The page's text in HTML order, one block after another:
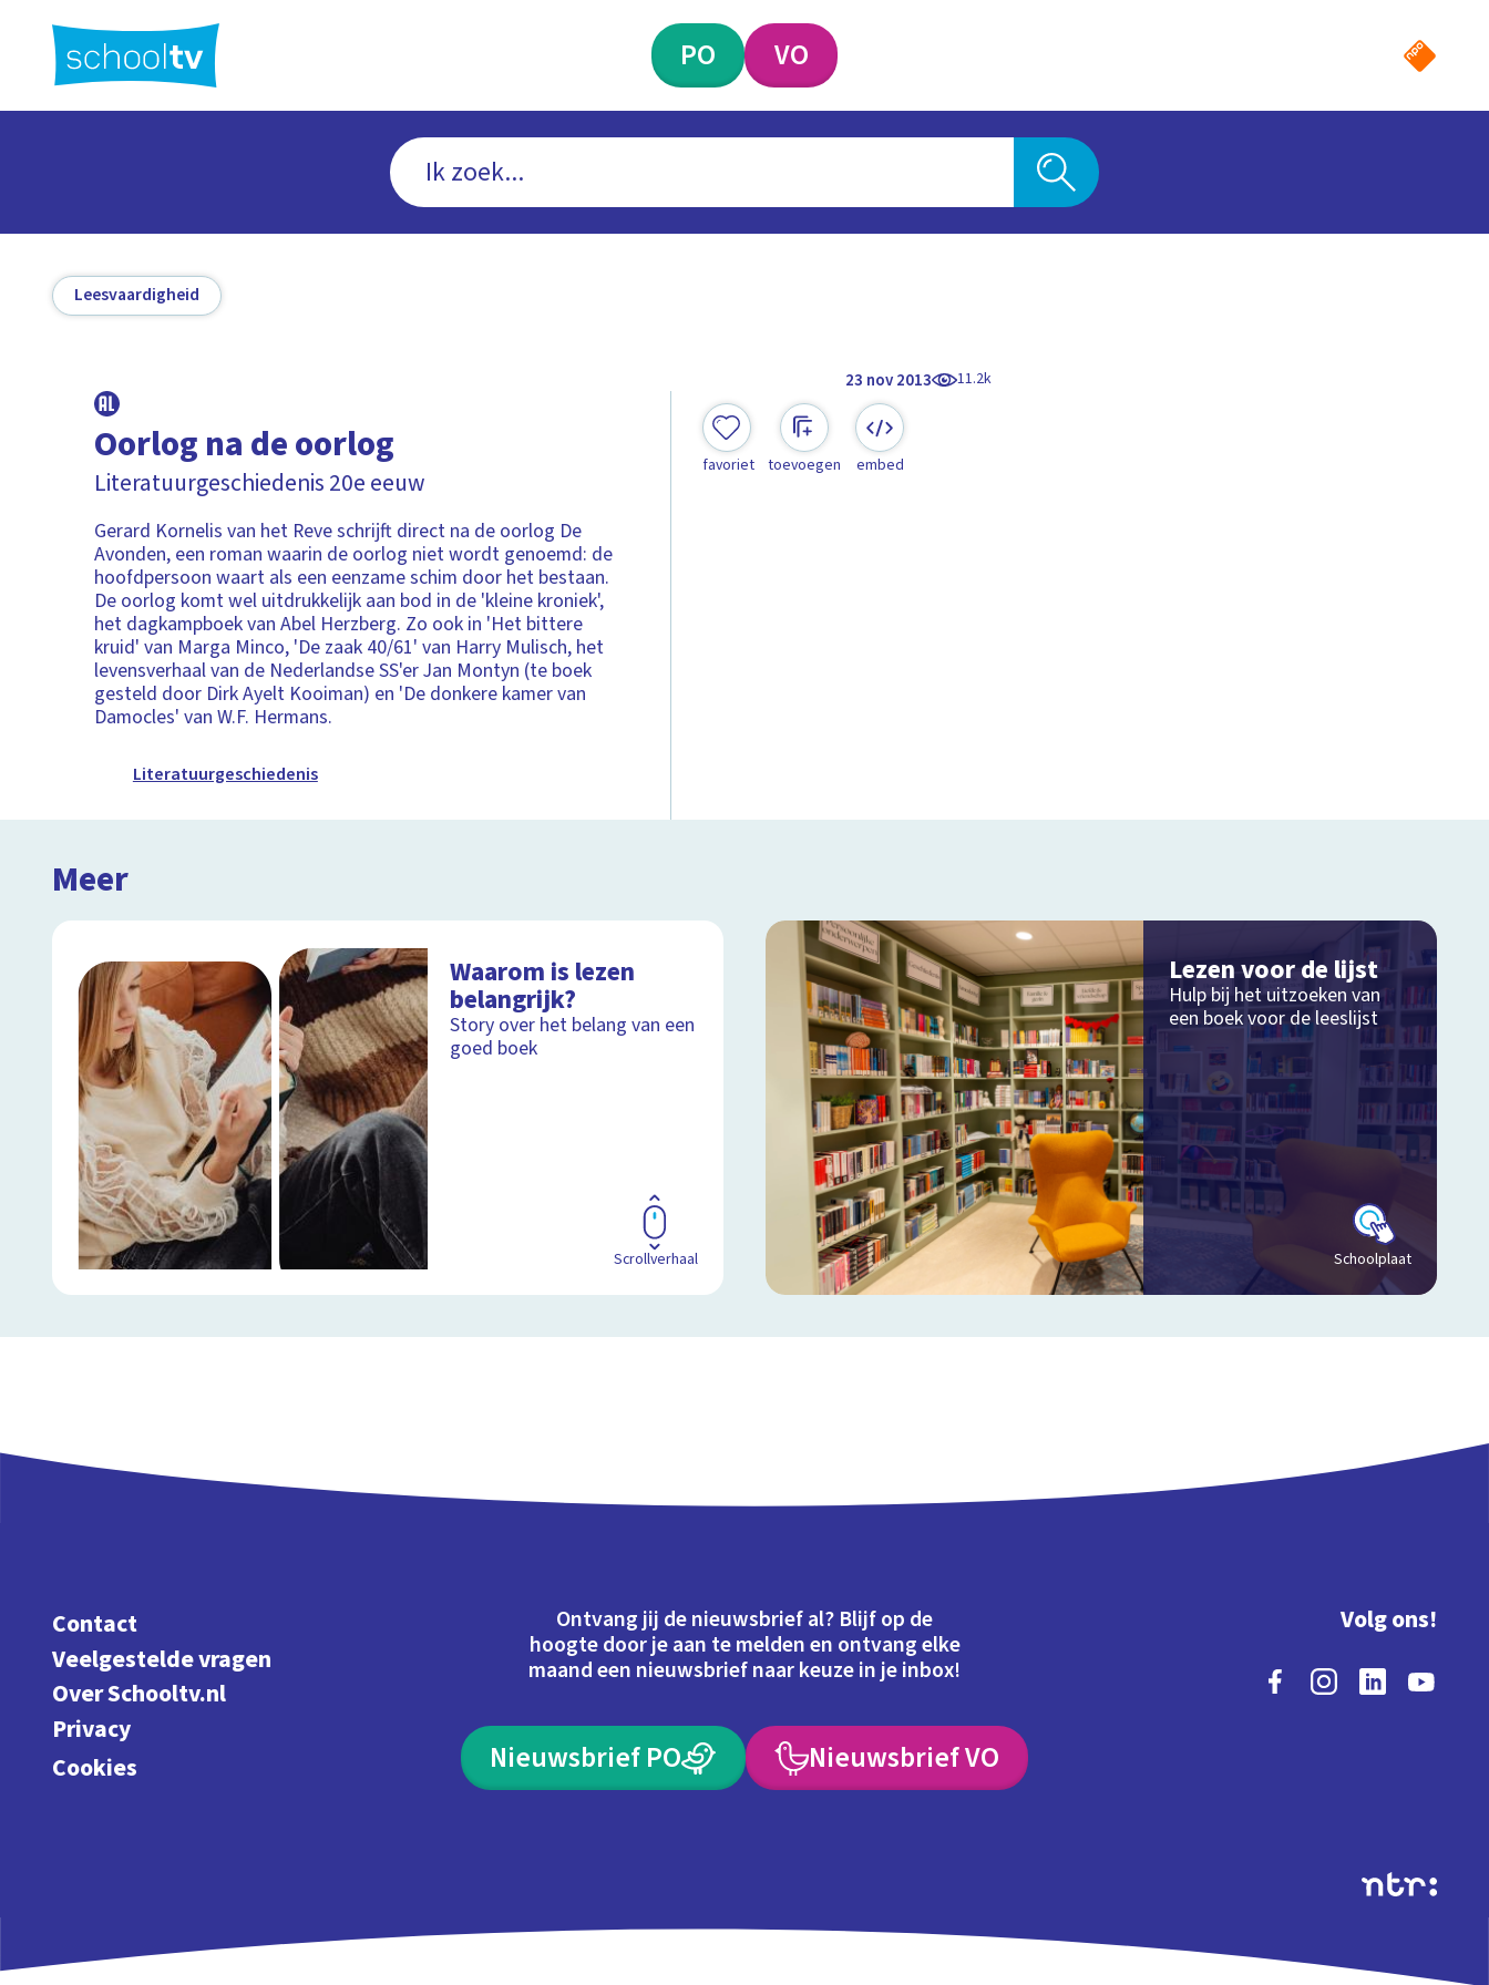
hoofdinhoud
PO VO
Leesvaardigheid
23 nov 2013 11.2k
Oorlog na de oorlog
Literatuurgeschiedenis 20e eeuw
Gerard Kornelis van het Reve schrijft direct na de oorlog De
Avonden, een roman waarin de oorlog niet wordt genoemd: de
hoofdpersoon waart als een eenzame schim door het bestaan.
De oorlog komt wel uitdrukkelijk aan bod in de 'kleine kroniek',
het dagkampboek van Abel Herzberg. Zo ook in 'Het bittere
kruid' van Marga Minco, 'De zaak 40/61' van Harry Mulisch, het
levensverhaal van de Nederlandse SS'er Jan Montyn (te boek
gesteld door Dirk Ayelt Kooiman) en 'De donkere kamer van
Damocles' van W.F. Hermans.
Literatuurgeschiedenis
favoriet toevoegen embed
Meer
Waarom is lezen
belangrijk?
Story over het belang van een
goed boek
Scrollverhaal
Lezen voor de lijst
Hulp bij het uitzoeken van
een boek voor de leeslijst
Schoolplaat
Contact
Veelgestelde vragen
Over Schooltv.nl
Privacy
Cookies
Ontvang jij de nieuwsbrief al? Blijf op de
hoogte door je aan te melden en ontvang elke
maand een nieuwsbrief naar keuze in je inbox!
Nieuwsbrief PO Nieuwsbrief VO
Volg ons!